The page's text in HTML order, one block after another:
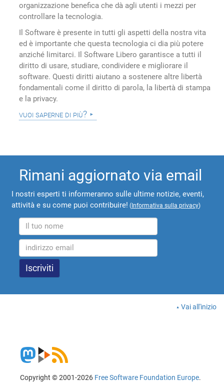
organizzazione benefica che dà agli utenti i mezzi per
controllare la tecnologia.
Il Software è presente in tutti gli aspetti della nostra vita
ed è importante che questa tecnologia ci dia più potere
anziché limitarci. Il Software Libero garantisce a tutti il
diritto di usare, studiare, condividere e migliorare il
software. Questi diritti aiutano a sostenere altre libertà
fondamentali come il diritto di parola, la libertà di stampa
e la privacy.
vuoi saperne di più?
Rimani aggiornato via email
I nostri esperti ti informeranno sulle ultime notizie, eventi,
attività e su come puoi contribuire! (Informativa sulla privacy)
Vai all'inizio
Copyright © 2001-2026 Free Software Foundation Europe.